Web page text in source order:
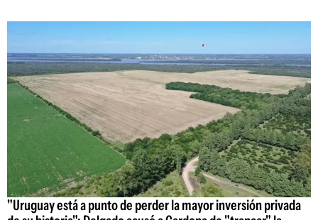
"Uruguay está a punto de perder la mayor inversión privada